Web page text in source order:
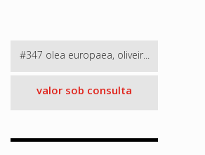
#347 olea europaea, oliveir...
valor sob consulta